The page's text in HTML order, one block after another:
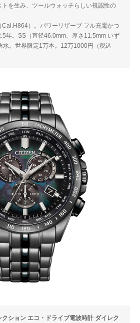
トを生み、ツールウォッチらしい視認性の
）。パワーリザーブ フル充電かつ
年。SS（直径46.0mm、厚さ11.5mm いず
水。世界限定1万本。12万1000円（税込
ション エコ・ドライブ電波時計 ダイレク